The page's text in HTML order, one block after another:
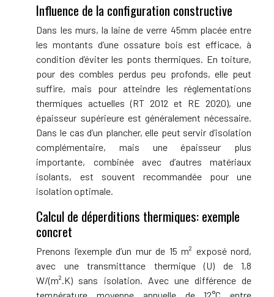
Influence de la configuration constructive
Dans les murs, la laine de verre 45mm placée entre
les montants d’une ossature bois est efficace, à
condition d’éviter les ponts thermiques. En toiture,
pour des combles perdus peu profonds, elle peut
suffire, mais pour atteindre les réglementations
thermiques actuelles (RT 2012 et RE 2020), une
épaisseur supérieure est généralement nécessaire.
Dans le cas d’un plancher, elle peut servir d’isolation
complémentaire, mais une épaisseur plus
importante, combinée avec d’autres matériaux
isolants, est souvent recommandée pour une
isolation optimale.
Calcul de déperditions thermiques: exemple
concret
Prenons l’exemple d’un mur de 15 m² exposé nord,
avec une transmittance thermique (U) de 1,8
W/(m².K) sans isolation. Avec une différence de